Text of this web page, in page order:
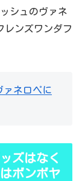
シュのヴァネ
レンズワンダフ
ネロペに
ズはなく
ボンボヤ